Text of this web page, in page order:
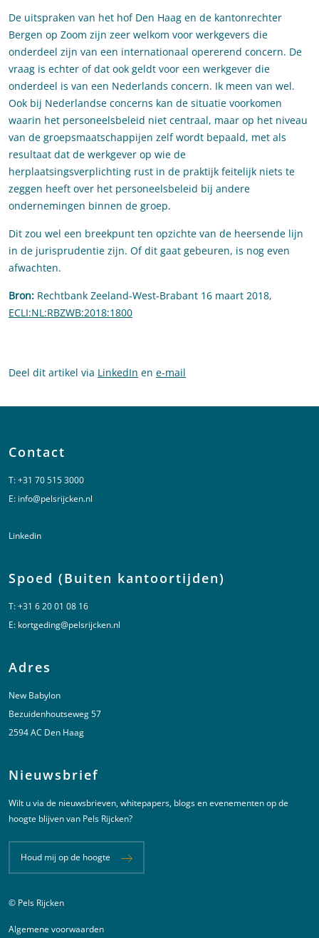
De uitspraken van het hof Den Haag en de kantonrechter
Bergen op Zoom zijn zeer welkom voor werkgevers die
onderdeel zijn van een internationaal opererend concern. De
vraag is echter of dat ook geldt voor een werkgever die
onderdeel is van een Nederlands concern. Ik meen van wel.
Ook bij Nederlandse concerns kan de situatie voorkomen
waarin het personeelsbeleid niet centraal, maar op het niveau
van de groepsmaatschappijen zelf wordt bepaald, met als
resultaat dat de werkgever op wie de
herplaatsingsverplichting rust in de praktijk feitelijk niets te
zeggen heeft over het personeelsbeleid bij andere
ondernemingen binnen de groep.
Dit zou wel een breekpunt ten opzichte van de heersende lijn
in de jurisprudentie zijn. Of dit gaat gebeuren, is nog even
afwachten.
Bron: Rechtbank Zeeland-West-Brabant 16 maart 2018,
ECLI:NL:RBZWB:2018:1800
Deel dit artikel via LinkedIn en e-mail
Contact
T:+31 70 515 3000
E: info@pelsrijcken.nl
Linkedin
Spoed (Buiten kantoortijden)
T:+31 6 20 01 08 16
E: kortgeding@pelsrijcken.nl
Adres
New Babylon
Bezuidenhoutseweg 57
2594 AC Den Haag
Nieuwsbrief
Wilt u via de nieuwsbrieven, whitepapers, blogs en evenementen op de
hoogte blijven van Pels Rijcken?
Houd mij op de hoogte
Juridische informatie
© Pels Rijcken
Algemene voorwaarden